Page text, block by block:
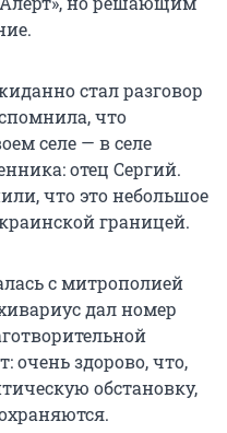
стал разговор
что
селе — в селе
отец Сергий.
что это небольшое
границей.
с митрополией
дал номер
очень здорово, что,
обстановку,